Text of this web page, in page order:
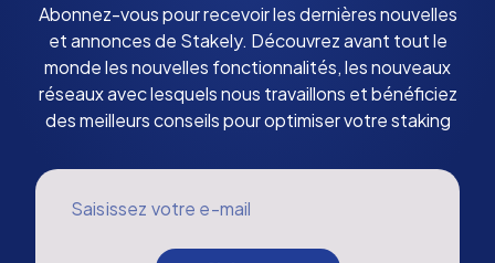
Abonnez-vous pour recevoir les dernières nouvelles
et annonces de Stakely. Découvrez avant tout le
monde les nouvelles fonctionnalités, les nouveaux
réseaux avec lesquels nous travaillons et bénéficiez
des meilleurs conseils pour optimiser votre staking
Saisissez votre e-mail